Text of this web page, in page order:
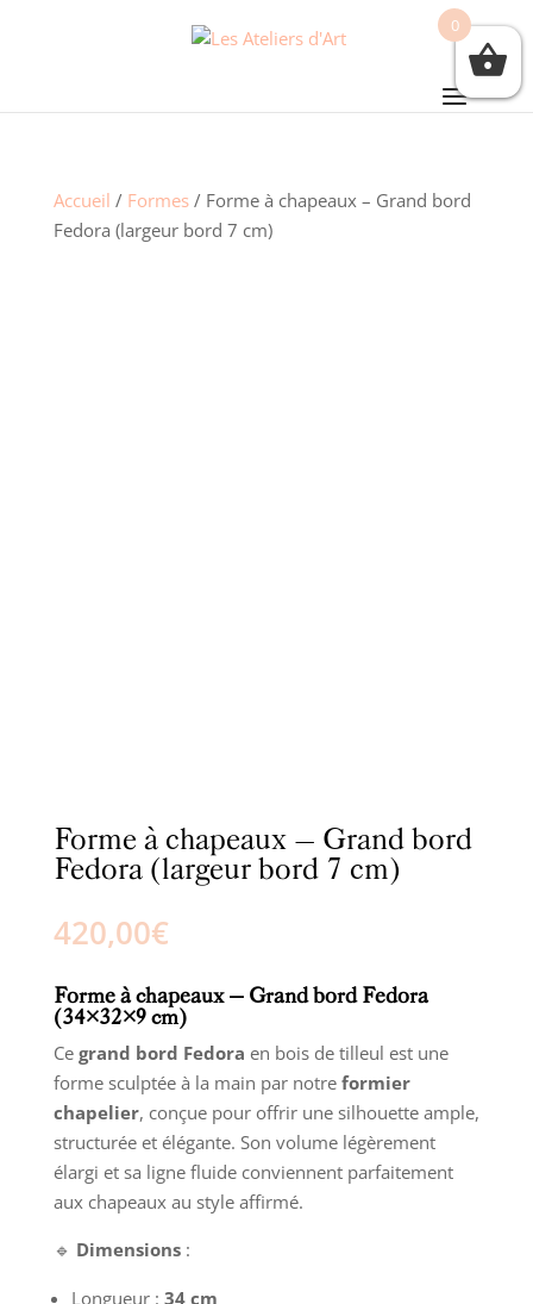
Accueil / Formes/ Forme à chapeaux – Grand bord
Fedora (largeur bord 7 cm)
Forme à chapeaux – Grand bord
Fedora (largeur bord 7 cm)
420,00€
Forme à chapeaux – Grand bord Fedora
(34×32×9 cm)
Ce grand bord Fedora en bois de tilleul est une
forme sculptée à la main par notre formier
chapelier, conçue pour offrir une silhouette ample,
structurée et élégante. Son volume légèrement
élargi et sa ligne fluide conviennent parfaitement
aux chapeaux au style affirmé.
🔹 Dimensions:
Longueur : 34 cm
0